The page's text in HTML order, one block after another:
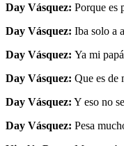
Day Vásquez: Porque es
Day Vásquez: Iba solo a
Day Vásquez: Ya mi
Day Vásquez: Que es de
Day Vásquez: Y eso no
Day Vásquez: Pesa